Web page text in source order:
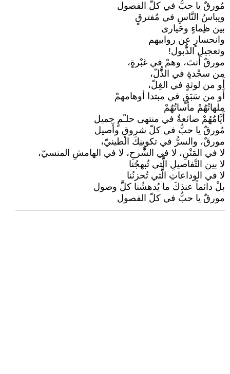
مُورقٌ يا حبُّ في كلّ الفصول
ويباسُ النَّاسِ في مُفترقٍ
بين ظِماءٍ وحَيارى
وانحسارٍ عن روابيهم
وتعجيلِ الذُّبول!
مورقٌ أَنتَ، وهمْ في غبْرةٍ،
من سجْدةٍ في الذُّلّ،
أَو من لوثةٍ في الغِلّ،
أَو من سَبَقٍ في مبتدا أوهامهمْ
ملهاتُهُمْ مأساتُهُمْ
أَيَّامُهُمْ ضائعةٌ في منتهى حلـْمٍ جميل
مُورقٌ يا حبُّ في كلّ شروقٍ وأَصيل
مورقٌ، والسرُّ في تكوينِكَ الطينيّ،
لا في المَتْنِ، لا في الشَّرحِ، لا في الهامشِ المنسيّ،
لا بين التَّفاصيلِ الَّتي تُبهجُنا
لا في الوداعاتِ الَّتي تُحزنُنا
بلْ دائماً عندَكَ ما يُدهشُنا كلَّ وصول
مورقٌ يا حبُّ في كلّ الفصول